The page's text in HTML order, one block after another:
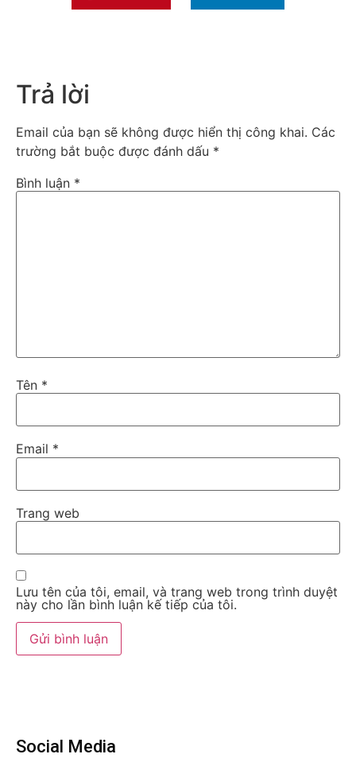
Trả lời
Email của bạn sẽ không được hiển thị công khai. Các
trường bắt buộc được đánh dấu *
Bình luận *
Tên *
Email *
Trang web
Lưu tên của tôi, email, và trang web trong trình duyệt
này cho lần bình luận kế tiếp của tôi.
Social Media